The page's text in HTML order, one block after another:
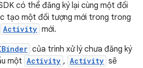
có thể đăng ký lại cùng một đối
tạo một đối tượng mới trong trong
Activity mới.
của trình xử lý chưa đăng ký
một Activity , Activity sẽ